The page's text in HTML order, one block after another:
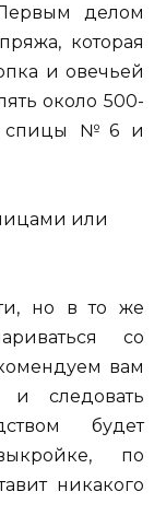
делом
которая
и овечьей
около 500-
спицы №6 и
но в то же
со
вам
следовать
будет
по
никакого